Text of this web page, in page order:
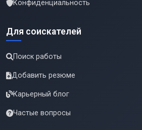
Конфиденциальность
Для соискателей
Поиск работы
Добавить резюме
Карьерный блог
Частые вопросы